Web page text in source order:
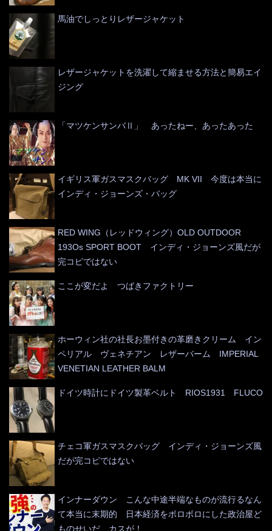
馬油でしっとりレザージャケット
レザージャケットを洗濯して縮ませる方法と簡易エイ
ジング
「マツケンサンバⅡ」 あったねー、あったあった
イギリス軍ガスマスクバッグ MK VII 今度は本当に
インディ・ジョーンズ・バッグ
RED WING（レッドウィング）OLD OUTDOOR
193Os SPORT BOOT インディ・ジョーンズ風だが
完コピではない
ここが変だよ つばきファクトリー
ホーウィン社の社長お墨付きの革磨きクリーム イン
ペリアル ヴェネチアン レザーバーム IMPERIAL
VENETIAN LEATHER BALM
ドイツ時計にドイツ製革ベルト RIOS1931 FLUCO
チェコ軍ガスマスクバッグ インディ・ジョーンズ風
だが完コピではない
インナーダウン こんな中途半端なものが流行るなん
て本当に末期的 日本経済をボロボロにした政治屋ど
ものせいだ、カスが！